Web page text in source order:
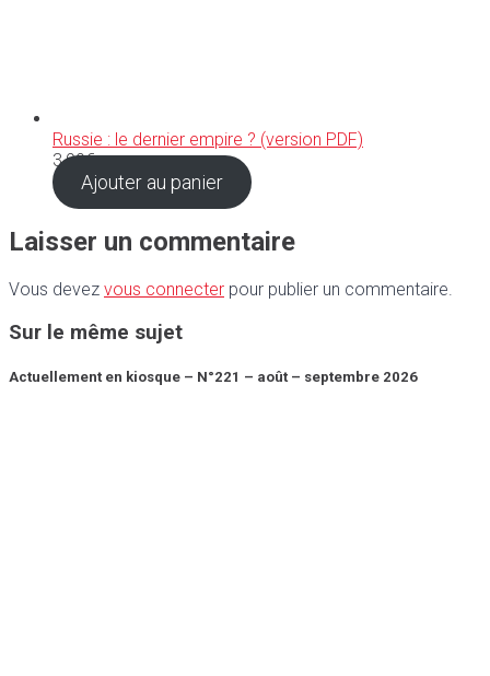
Russie : le dernier empire ? (version PDF)
3,99€
Ajouter au panier
Laisser un commentaire
Vous devez vous connecter pour publier un commentaire.
Sur le même sujet
Actuellement en kiosque – N°221 – août – septembre 2026